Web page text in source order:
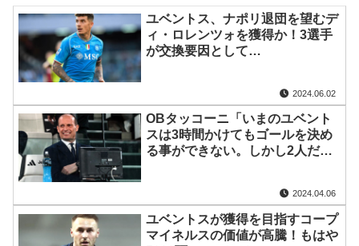
ユベントス、ナポリ退団を望むデ
ィ・ロレンツォを獲得か！3選手
が交換要因として…
2024.06.02
OBタッコーニ「いまのユベント
スは3時間かけてもゴールを決め
る事ができない。しかし2人だけ
2024.04.06
ユベントスが獲得を目指すコープ
マイネルスの価値が高騰！もはや